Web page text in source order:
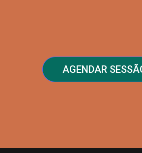
AGENDAR